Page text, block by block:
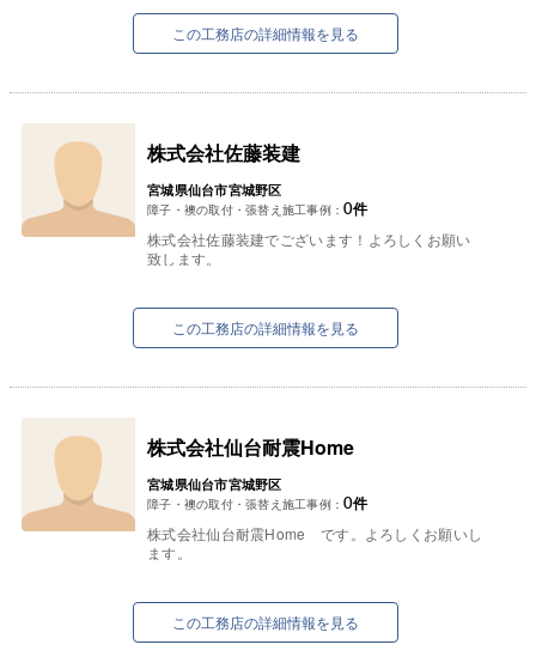
この工務店の詳細情報を見る
株式会社佐藤装建
宮城県仙台市宮城野区
障子・襖の取付・張替え施工事例： 0件
株式会社佐藤装建でございます！よろしくお願い
致します。
この工務店の詳細情報を見る
株式会社仙台耐震Home
宮城県仙台市宮城野区
障子・襖の取付・張替え施工事例： 0件
株式会社仙台耐震Home です。よろしくお願いし
ます。
この工務店の詳細情報を見る